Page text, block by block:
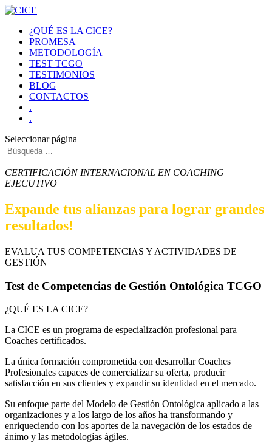
¿QUÉ ES LA CICE?
PROMESA
METODOLOGÍA
TEST TCGO
TESTIMONIOS
BLOG
CONTACTOS
.
.
Seleccionar página
CERTIFICACIÓN INTERNACIONAL EN COACHING
EJECUTIVO
Expande tus alianzas para lograr grandes
resultados!
EVALUA TUS COMPETENCIAS Y ACTIVIDADES DE
GESTIÓN
Test de Competencias de Gestión Ontológica TCGO
¿QUÉ ES LA CICE?
La CICE es un programa de especialización profesional para
Coaches certificados.
La única formación comprometida con desarrollar Coaches
Profesionales capaces de comercializar su oferta, producir
satisfacción en sus clientes y expandir su identidad en el mercado.
Su enfoque parte del Modelo de Gestión Ontológica aplicado a las
organizaciones y a los largo de los años ha transformando y
enriqueciendo con los aportes de la navegación de los estados de
ánimo y las metodologías ágiles.